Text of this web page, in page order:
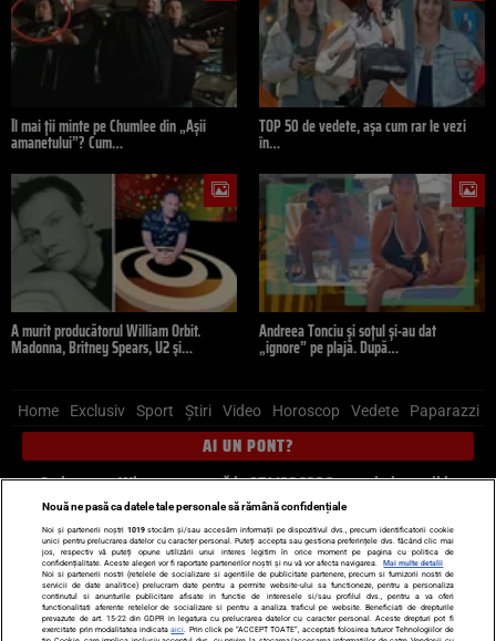
Îl mai ții minte pe Chumlee din „Așii
amanetului”? Cum…
TOP 50 de vedete, așa cum rar le vezi
în…
A murit producătorul William Orbit.
Madonna, Britney Spears, U2 și…
Andreea Tonciu și soțul și-au dat
„ignore” pe plajă. După…
Home Exclusiv Sport Știri Video Horoscop Vedete Paparazzi
AI UN PONT?
Scrie-ne pe Whatsapp, sună la 0741226226 sau trimite mail la
pont@cancan.ro
Știri interne Știri externe
Politică
Ultimele stiri
Diete Insula Iubirii Dictionar de vise
LIFE STYLE
Horoscop
Nouă ne pasă ca datele tale personale să rămână confidențiale
Noi și partenerii noștri 1019stocăm și/sau accesăm informații pe dispozitivul dvs., precum identificatorii cookie
unici pentru prelucrarea datelor cu caracter personal. Puteți accepta sau gestiona preferințele dvs. făcând clic mai
jos, respectiv vă puteți opune utilizării unui interes legitim în orice moment pe pagina cu politica de
confidențialitate. Aceste alegeri vor fi raportate partenerilor noștri și nu vă vor afecta navigarea.
Mai multe detalii
Noi si partenerii nostri (retelele de socializare si agentiile de publicitate partenere, precum si furnizorii nostri de
servicii de date analitice) prelucram date pentru a permite website-ului sa functioneze, pentru a personaliza
continutul si anunturile publicitare afisate in functie de interesele si/sau profilul dvs., pentru a va oferi
functionalitati aferente retelelor de socializare si pentru a analiza traficul pe website. Beneficiati de drepturile
prevazute de art. 15-22 din GDPR in legatura cu prelucrarea datelor cu caracter personal. Aceste drepturi pot fi
exercitate prin modalitatea indicataaici . Prin click pe “ACCEPT TOATE”, acceptati folosirea tuturor Tehnologiilor de